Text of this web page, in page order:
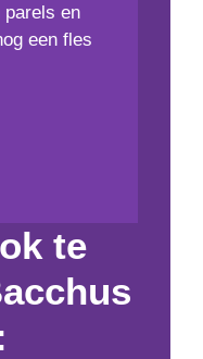
en
een fles
te